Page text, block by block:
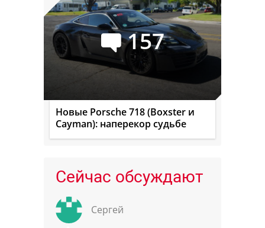
157
Новые Porsche 718 (Boxster и
Cayman): наперекор судьбе
Сейчас обсуждают
Сергей